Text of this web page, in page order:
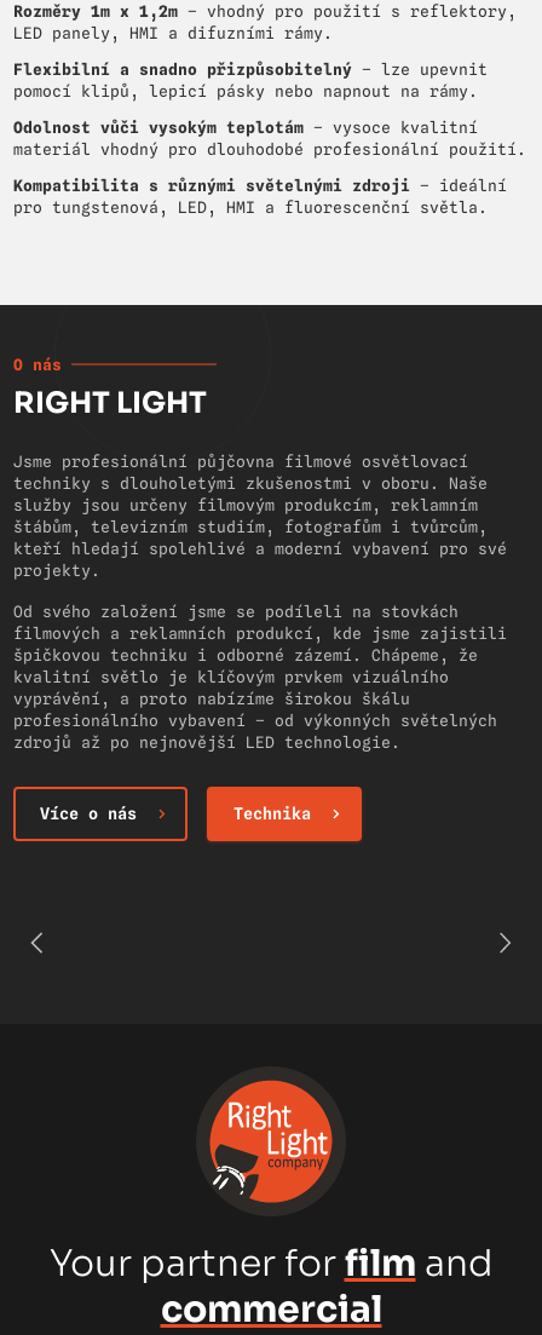
Rozměry 1m x 1,2m – vhodný pro použití s reflektory,
LED panely, HMI a difuzními rámy.
Flexibilní a snadno přizpůsobitelný – lze upevnit
pomocí klipů, lepicí pásky nebo napnout na rámy.
Odolnost vůči vysokým teplotám – vysoce kvalitní
materiál vhodný pro dlouhodobé profesionální použití.
Kompatibilita s různými světelnými zdroji – ideální
pro tungstenová, LED, HMI a fluorescenční světla.
O nás
RIGHT LIGHT
Jsme profesionální půjčovna filmové osvětlovací
techniky s dlouholetými zkušenostmi v oboru. Naše
služby jsou určeny filmovým produkcím, reklamním
štábům, televizním studiím, fotografům i tvůrcům,
kteří hledají spolehlivé a moderní vybavení pro své
projekty.
Od svého založení jsme se podíleli na stovkách
filmových a reklamních produkcí, kde jsme zajistili
špičkovou techniku i odborné zázemí. Chápeme, že
kvalitní světlo je klíčovým prvkem vizuálního
vyprávění, a proto nabízíme širokou škálu
profesionálního vybavení – od výkonných světelných
zdrojů až po nejnovější LED technologie.
Více o nás Technika
Your partner forfilm and
commercial